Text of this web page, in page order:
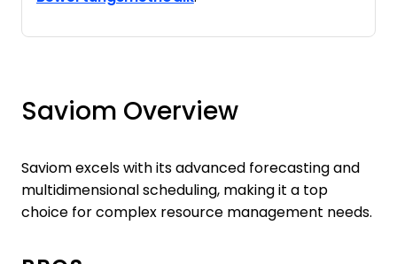
Saviom Overview
Saviom excels with its advanced forecasting and
multidimensional scheduling, making it a top
choice for complex resource management needs.